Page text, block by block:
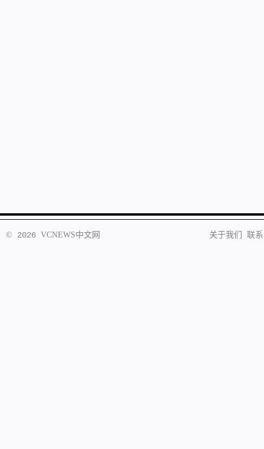
© 2026 VCNEWS中文网 关于我们 联